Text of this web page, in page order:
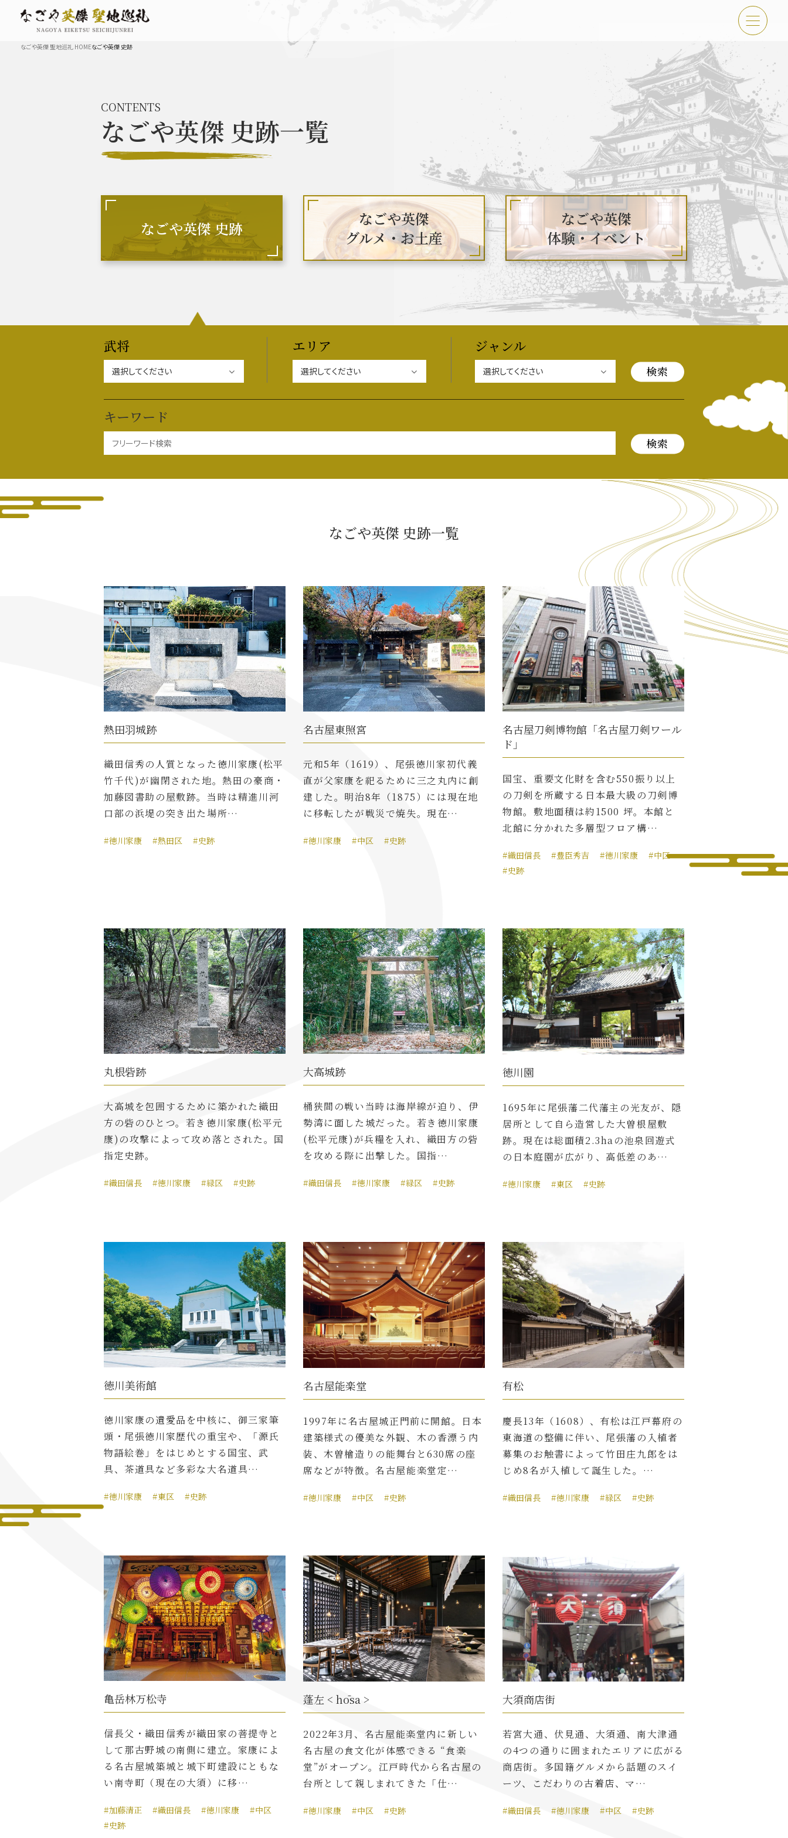
お知らせ
なごや英傑 史跡 一覧
なごや英傑 グルメ・土産 一覧 なごや英傑 体験・イベント
豊臣秀長と名古屋の関係 秀長関連 史跡 一覧 秀長グルメ・土産一覧 名古屋＜秀長＞観光モデルコース
豊臣秀吉と名古屋の関係 秀吉関連 史跡 一覧 秀吉グルメ・土産 一覧 秀吉功路
信長グルメ・土産一覧 信長攻路
徳川家康と名古屋の関係 家康関連 史跡 一覧 家康グルメ・土産 一覧 名古屋＜家康＞観光モデルコース
前田利家と名古屋の関係 利家関連 史跡 一覧 犬千代ルート
加藤清正と名古屋の関係
なごや英傑 聖地巡礼 HOMEなごや英傑 史跡
CONTENTS
なごや英傑 史跡一覧
なごや英傑 史跡
なごや英傑
グルメ・お土産
なごや英傑
体験・イベント
武将 エリア ジャンル
キーワード
なごや英傑 史跡一覧
熱田羽城跡
織田信秀の人質となった徳川家康(松平
竹千代)が幽閉された地。熱田の豪商・
加藤図書助の屋敷跡。当時は精進川河
口部の浜堤の突き出た場所…
#徳川家康 #熱田区 #史跡
名古屋東照宮
元和5年（1619）、尾張徳川家初代義
直が父家康を祀るために三之丸内に創
建した。明治8年（1875）には現在地
に移転したが戦災で焼失。現在…
#徳川家康 #中区 #史跡
名古屋刀剣博物館「名古屋刀剣ワール
ド」
国宝、重要文化財を含む550振り以上
の刀剣を所蔵する日本最大級の刀剣博
物館。敷地面積は約1500 坪。本館と
北館に分かれた多層型フロア構…
#織田信長 #豊臣秀吉 #徳川家康
#中区
#史跡
丸根砦跡
大高城を包囲するために築かれた織田
方の砦のひとつ。若き徳川家康(松平元
康)の攻撃によって攻め落とされた。国
指定史跡。
#織田信長 #徳川家康 #緑区 #史跡
大高城跡
桶狭間の戦い当時は海岸線が迫り、伊
勢湾に面した城だった。若き徳川家康
(松平元康)が兵糧を入れ、織田方の砦
を攻める際に出撃した。国指…
#織田信長 #徳川家康 #緑区 #史跡
徳川園
1695年に尾張藩二代藩主の光友が、隠
居所として自ら造営した大曽根屋敷
跡。現在は総面積2.3haの池泉回遊式
の日本庭園が広がり、高低差のあ…
#徳川家康 #東区 #史跡
徳川美術館
徳川家康の遺愛品を中核に、御三家筆
頭・尾張徳川家歴代の重宝や、「源氏
物語絵巻」をはじめとする国宝、武
具、茶道具など多彩な大名道具…
#徳川家康 #東区 #史跡
名古屋能楽堂
1997年に名古屋城正門前に開館。日本
建築様式の優美な外観、木の香漂う内
装、木曽檜造りの能舞台と630席の座
席などが特徴。名古屋能楽堂定…
#徳川家康 #中区 #史跡
有松
慶長13年（1608）、有松は江戸幕府の
東海道の整備に伴い、尾張藩の入植者
募集のお触書によって竹田庄九郎をは
じめ8名が入植して誕生した。…
#織田信長 #徳川家康 #緑区 #史跡
亀岳林万松寺
信長父・織田信秀が織田家の菩提寺と
して那古野城の南側に建立。家康によ
る名古屋城築城と城下町建設にともな
い南寺町（現在の大須）に移…
#加藤清正 #織田信長 #徳川家康
#中区
#史跡
蓬左 < hōsa >
2022年3月、名古屋能楽堂内に新しい
名古屋の食文化が体感できる “食楽
堂”がオープン。江戸時代から名古屋の
台所として親しまれてきた「仕…
#徳川家康 #中区 #史跡
大須商店街
若宮大通、伏見通、大須通、南大津通
の4つの通りに囲まれたエリアに広がる
商店街。多国籍グルメから話題のスイ
ーツ、こだわりの古着店、マ…
#織田信長 #徳川家康 #中区 #史跡